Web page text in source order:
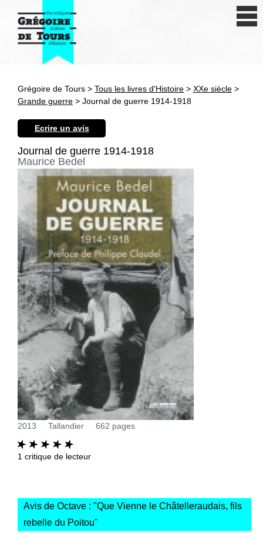
Antiquité
Epoque moderne
Révolution et XIXe siècle
XXe siècle
Autres civilisations
Thématiques
Grégoire de Tours > Tous les livres d'Histoire > XXe siècle >
Grande guerre > Journal de guerre 1914-1918
Ecrire un avis
Journal de guerre 1914-1918
Maurice Bedel
2013 Tallandier 662 pages
1 critique de lecteur
Avis de Octave : "Que Vienne le Châtelleraudais, fils
rebelle du Poitou"